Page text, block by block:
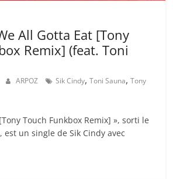
All Gotta Eat [Tony
Remix] (feat. Toni
ARPOZ Sik Cindy,Toni Sauna,Tony
Touch Funkbox Remix] », sorti le
est un single de Sik Cindy avec